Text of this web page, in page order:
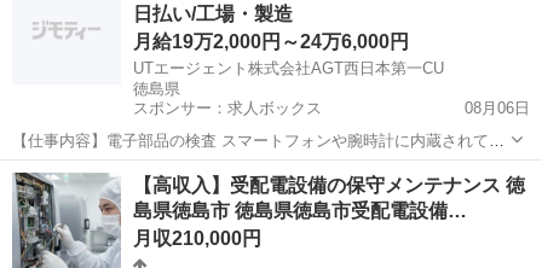
日払い/工場・製造
月給19万2,000円～24万6,000円
UTエージェント株式会社AGT西日本第一CU
徳島県
スポンサー：求人ボックス
08月06日
【仕事内容】電子部品の検査 スマートフォンや腕時計に内蔵されてい
る 水晶振動子・水晶応用品の製造をおこなっている工場でのお仕事!
作業はシンプルなので、すぐに習熟いただけます! <具体的には…> 自
動機へのケースに入った製品を自動...
正社員
【高収入】受配電設備の保守メンテナンス 徳
島県徳島市 徳島県徳島市受配電設備…
月収210,000円